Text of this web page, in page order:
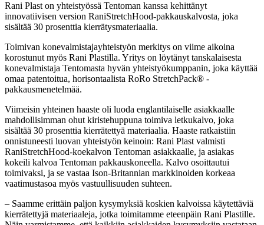
Rani Plast on yhteistyössä Tentoman kanssa kehittänyt
innovatiivisen version RaniStretchHood-pakkauskalvosta, joka
sisältää 30 prosenttia kierrätysmateriaalia.
Toimivan konevalmistajayhteistyön merkitys on viime aikoina
korostunut myös Rani Plastilla. Yritys on löytänyt tanskalaisesta
konevalmistaja Tentomasta hyvän yhteistyökumppanin, joka käyttää
omaa patentoitua, horisontaalista RoRo StretchPack® -
pakkausmenetelmää.
Viimeisin yhteinen haaste oli luoda englantilaiselle asiakkaalle
mahdollisimman ohut kiristehuppuna toimiva letkukalvo, joka
sisältää 30 prosenttia kierrätettyä materiaalia. Haaste ratkaistiin
onnistuneesti luovan yhteistyön keinoin: Rani Plast valmisti
RaniStretchHood-koekalvon Tentoman asiakkaalle, ja asiakas
kokeili kalvoa Tentoman pakkauskoneella. Kalvo osoittautui
toimivaksi, ja se vastaa Ison-Britannian markkinoiden korkeaa
vaatimustasoa myös vastuullisuuden suhteen.
– Saamme erittäin paljon kysymyksiä koskien kalvoissa käytettäviä
kierrätettyjä materiaaleja, jotka toimitamme eteenpäin Rani Plastille.